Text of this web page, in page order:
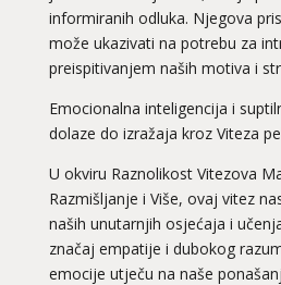
informiranih odluka. Njegova
može ukazivati na potrebu za
preispitivanjem naših motiva i
Emocionalna inteligencija i
dolaze do izražaja kroz Viteza
U okviru Raznolikost Vitezova
Razmišljanje i Više, ovaj vitez
naših unutarnjih osjećaja i
značaj empatije i dubokog
emocije utječu na naše